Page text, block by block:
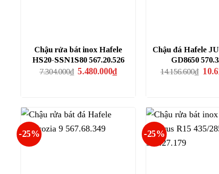
Chậu rửa bát inox Hafele
HS20-SSN1S80 567.20.526
7.304.000₫ Giá
5.480.000₫Giá
hiện
Chậu đá Hafele
GD8650
14.156.600₫ Giá
-25% -25%